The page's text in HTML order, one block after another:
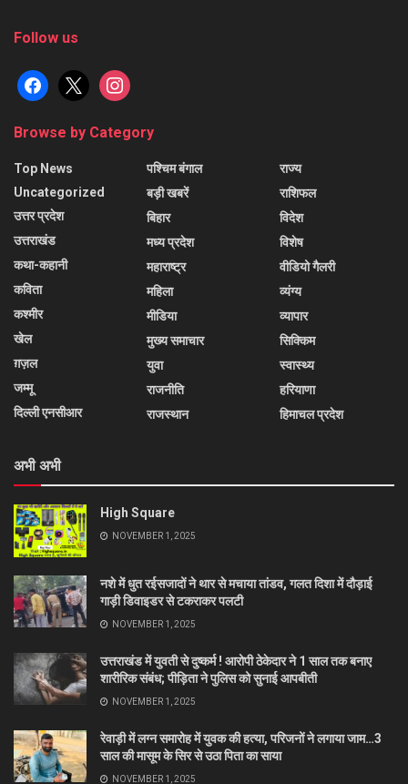
Follow us
facebook
x instagram
Browse by Category
Top News
Uncategorized
उत्तर प्रदेश
उत्तराखंड
कथा-कहानी
कविता
कश्मीर
खेल
ग़ज़ल
जम्मू
दिल्ली एनसीआर
पश्चिम बंगाल
बड़ी खबरें
बिहार
मध्य प्रदेश
महाराष्ट्र
महिला
मीडिया
मुख्य समाचार
युवा
राजनीति
राजस्थान
राज्य
राशिफल
विदेश
विशेष
वीडियो गैलरी
व्यंग्य
व्यापार
सिक्किम
स्वास्थ्य
हरियाणा
हिमाचल प्रदेश
अभी अभी
High Square
NOVEMBER 1, 2025
नशे में धुत रईसजादों ने थार से मचाया तांडव, गलत दिशा में दौड़ाई
गाड़ी डिवाइडर से टकराकर पलटी
NOVEMBER 1, 2025
उत्तराखंड में युवती से दुष्कर्म ! आरोपी ठेकेदार ने 1 साल तक बनाए
शारीरिक संबंध; पीड़िता ने पुलिस को सुनाई आपबीती
NOVEMBER 1, 2025
रेवाड़ी में लग्न समारोह में युवक की हत्या, परिजनों ने लगाया जाम…3
साल की मासूम के सिर से उठा पिता का साया
NOVEMBER 1, 2025